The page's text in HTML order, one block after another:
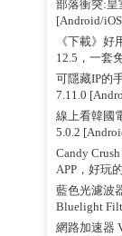
部落衝突:皇
[Android/
《下載》好
12.5，一套
可隱藏IP的
7.11.0
線上看韓國
5.0.2
Candy
APP，好玩
藍色光濾波
Bluelight
網路加速器